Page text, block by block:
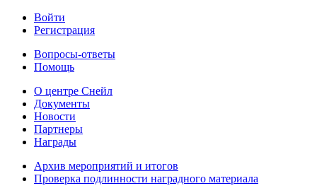
Войти
Регистрация
Вопросы-ответы
Помощь
О центре Снейл
Документы
Новости
Партнеры
Награды
Архив мероприятий и итогов
Проверка подлинности наградного материала